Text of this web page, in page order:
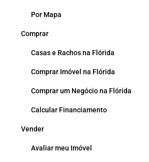
Por Mapa
Comprar
Casas e Rachos na Flórida
Comprar Imóvel na Flórida
Comprar um Negócio na Flórida
Calcular Financiamento
Vender
Avaliar meu Imóvel